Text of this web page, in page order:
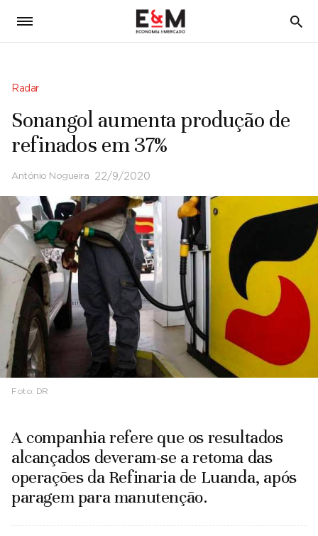
5
Radar
Sonangol aumenta produção de
refinados em 37%
António Nogueira 22/9/2020
Foto: DR
A companhia refere que os resultados
alcançados deveram-se a retoma das
operações da Refinaria de Luanda, após
paragem para manutenção.